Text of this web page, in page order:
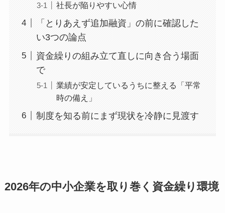
社長が陥りやすい心情
「とりあえず追加融資」の前に確認した
い3つの論点
資金繰りの組み立て直しに向き合う場面
で
業績が安定しているうちに整える「平常
時の備え」
制度を知る前にまず現状を冷静に見渡す
2026年の中小企業を取り巻く資金繰り環境